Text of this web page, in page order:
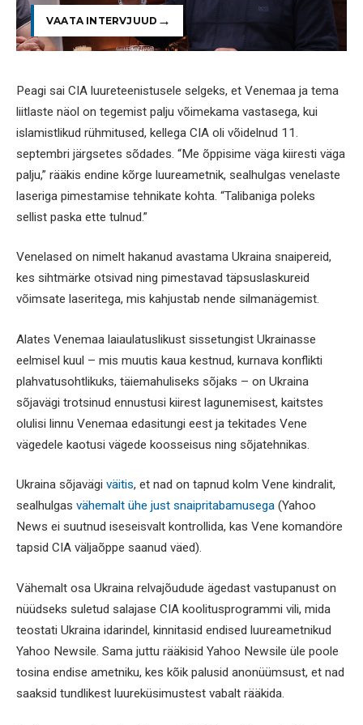
VAATA INTERVJUUD
Peagi sai CIA luureteenistusele selgeks, et Venemaa ja tema
liitlaste näol on tegemist palju võimekama vastasega, kui
islamistlikud rühmitused, kellega CIA oli võidelnud 11.
septembri järgsetes sõdades. “Me õppisime väga kiiresti väga
palju,” rääkis endine kõrge luureametnik, sealhulgas venelaste
laseriga pimestamise tehnikate kohta. “Talibaniga poleks
sellist paska ette tulnud.”
Venelased on nimelt hakanud avastama Ukraina snaipereid,
kes sihtmärke otsivad ning pimestavad täpsuslaskureid
võimsate laseritega, mis kahjustab nende silmanägemist.
Alates Venemaa laiaulatuslikust sissetungist Ukrainasse
eelmisel kuul – mis muutis kaua kestnud, kurnava konflikti
plahvatusohtlikuks, täiemahuliseks sõjaks – on Ukraina
sõjavägi trotsinud ennustusi kiirest lagunemisest, kaitstes
olulisi linnu Venemaa edasitungi eest ja tekitades Vene
vägedele kaotusi vägede koosseisus ning sõjatehnikas.
Ukraina sõjavägi väitis, et nad on tapnud kolm Vene kindralit,
sealhulgas vähemalt ühe just snaipritabamusega (Yahoo
News ei suutnud iseseisvalt kontrollida, kas Vene komandöre
tapsid CIA väljaõppe saanud väed).
Vähemalt osa Ukraina relvajõudude ägedast vastupanust on
nüüdseks suletud salajase CIA koolitusprogrammi vili, mida
teostati Ukraina idarindel, kinnitasid endised luureametnikud
Yahoo Newsile. Sama juttu rääkisid Yahoo Newsile üle poole
tosina endise ametniku, kes kõik palusid anonüümsust, et nad
saaksid tundlikest luureküsimustest vabalt rääkida.